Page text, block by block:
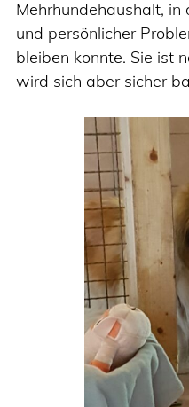
Mehrhundehaushalt,
und persönlicher
bleiben konnte. Sie ist
wird sich aber sicher